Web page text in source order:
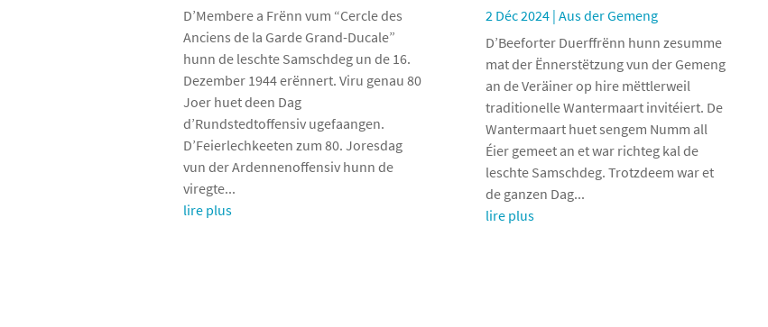
D’Membere a Frënn vum “Cercle des
Anciens de la Garde Grand-Ducale”
hunn de leschte Samschdeg un de 16.
Dezember 1944 erënnert. Viru genau 80
Joer huet deen Dag
d’Rundstedtoffensiv ugefaangen.
D’Feierlechkeeten zum 80. Joresdag
vun der Ardennenoffensiv hunn de
viregte...
lire plus
2 Déc 2024 |Aus der Gemeng
D’Beeforter Duerffrënn hunn zesumme
mat der Ënnerstëtzung vun der Gemeng
an de Veräiner op hire mëttlerweil
traditionelle Wantermaart invitéiert. De
Wantermaart huet sengem Numm all
Éier gemeet an et war richteg kal de
leschte Samschdeg. Trotzdeem war et
de ganzen Dag...
lire plus